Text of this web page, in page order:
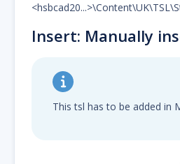
Insert: Manually
This tsl has to be added in